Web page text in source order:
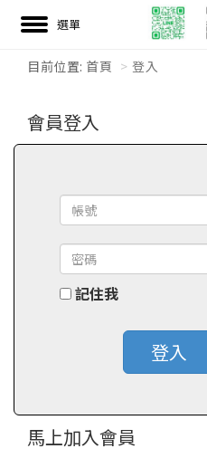
目前位置: 首頁 登入
會員登入
記住我
登入
馬上加入會員